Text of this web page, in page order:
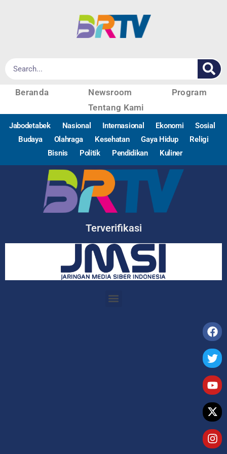
Beranda Newsroom
Program
Tentang Kami
Jabodetabek Nasional Internasional Ekonomi
Sosial
Budaya
Olahraga Kesehatan Gaya Hidup
Religi
Bisnis
Politik Pendidikan Kuliner
Terverifikasi